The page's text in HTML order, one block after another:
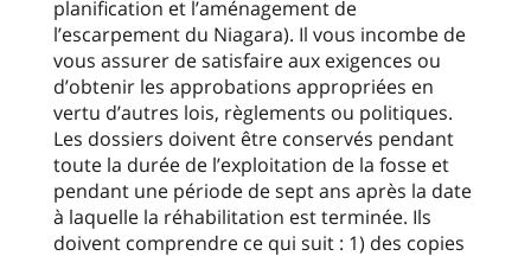
planification et l’aménagement de
l’escarpement du Niagara). Il vous incombe de
vous assurer de satisfaire aux exigences ou
d’obtenir les approbations appropriées en
vertu d’autres lois, règlements ou politiques.
Les dossiers doivent être conservés pendant
toute la durée de l’exploitation de la fosse et
pendant une période de sept ans après la date
à laquelle la réhabilitation est terminée. Ils
doivent comprendre ce qui suit : 1) des copies